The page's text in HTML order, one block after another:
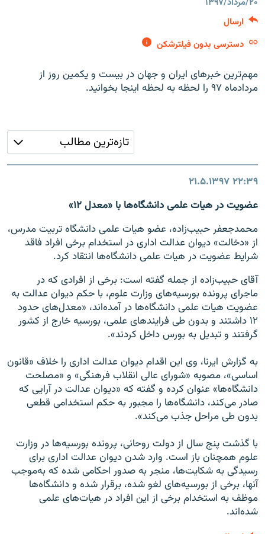
زبان‌های دیگر
ارسال
دسترسی بدون فیلترشکن
مهم‌ترین خبرهای ایران و جهان در بیست و یکمین روز از
مردادماه ۹۷ را لحظه به لحظه اینجا بخوانید.
تازه‌ترین مطالب
۲۲:۳۹۲۱.۵.۱۳۹۷
عضویت در هیات علمی دانشگاه‌ها با «معدل ۱۲»
محمدجعفر حبیب‌زاده، عضو هیات علمی دانشگاه تربیت مدرس،
از «دخالت» دیوان عدالت اداری در استخدام برخی افراد فاقد
شرایط عضویت در هیات علمی دانشگاه‌ها انتقاد کرد.
آقای حبیب‌زاده از جمله گفته است: برخی از افرادی که در
ماجرای پرونده بورسیه‌های وزارت علوم، با حکم دیوان عدالت به
عضویت هیات علمی دانشگاه‌ها در آمده‌اند، «معدل‌های حدود
۱۲ داشتند و بدون طی فرایندهای علمی، بورسیه خارج از کشور
گرفتند و تبدیل به بورس داخل کردند».
به گزارش ایرنا، وی این اقدام دیوان عدالت اداری را خلاف «قانون
اساسی»، مصوبه «شورای عالی انقلاب فرهنگی» و «مصلحت
دانشگاه‌ها» عنوان کرده و گفته که «دیوان عدالت در آرایی که
صادر می‌کند، دانشگاه‌ها را مجبور به حکم استخدامی قطعی
بدون طی مراحل جذب می‌کند».
با گذشت پنج سال از دولت روحانی، پرونده بورسیه‌ها در وزارت
علوم همچنان باز است. وارد شدن دیوان عدالت اداری برای
رسیدگی به شکایت‌ها، منجر به صدور احکامی شده که به‌موجب
آنها، برخی از بورسیه‌های لغو شده، برقرار شده و دانشگاه‌ها
موظف به استخدام برخی از این افراد در هیات‌های علمی
شده‌اند.